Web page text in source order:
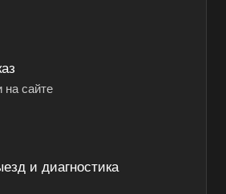
на сайте
и диагностика